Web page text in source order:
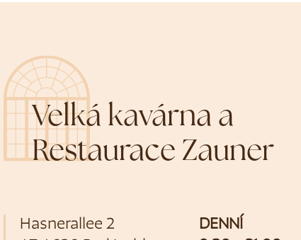
Velká kavárna a
Restaurace Zauner
Hasnerallee 2
DENNÍ